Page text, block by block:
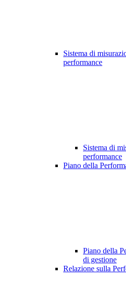
Sistema di
performance
Sistema di
performance
Piano della
Piano della
di gestione
Relazione sulla